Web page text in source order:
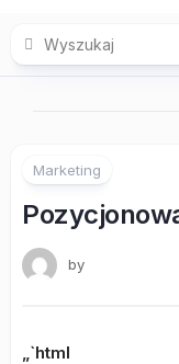
content
Marketing
by
„`html